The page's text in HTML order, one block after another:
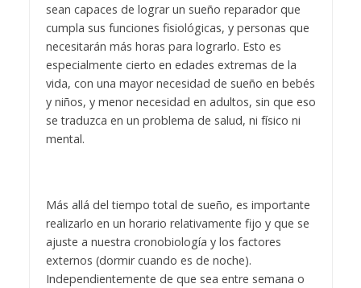
sean capaces de lograr un sueño reparador que
cumpla sus funciones fisiológicas, y personas que
necesitarán más horas para lograrlo. Esto es
especialmente cierto en edades extremas de la
vida, con una mayor necesidad de sueño en bebés
y niños, y menor necesidad en adultos, sin que eso
se traduzca en un problema de salud, ni físico ni
mental.
Más allá del tiempo total de sueño, es importante
realizarlo en un horario relativamente fijo y que se
ajuste a nuestra cronobiología y los factores
externos (dormir cuando es de noche).
Independientemente de que sea entre semana o